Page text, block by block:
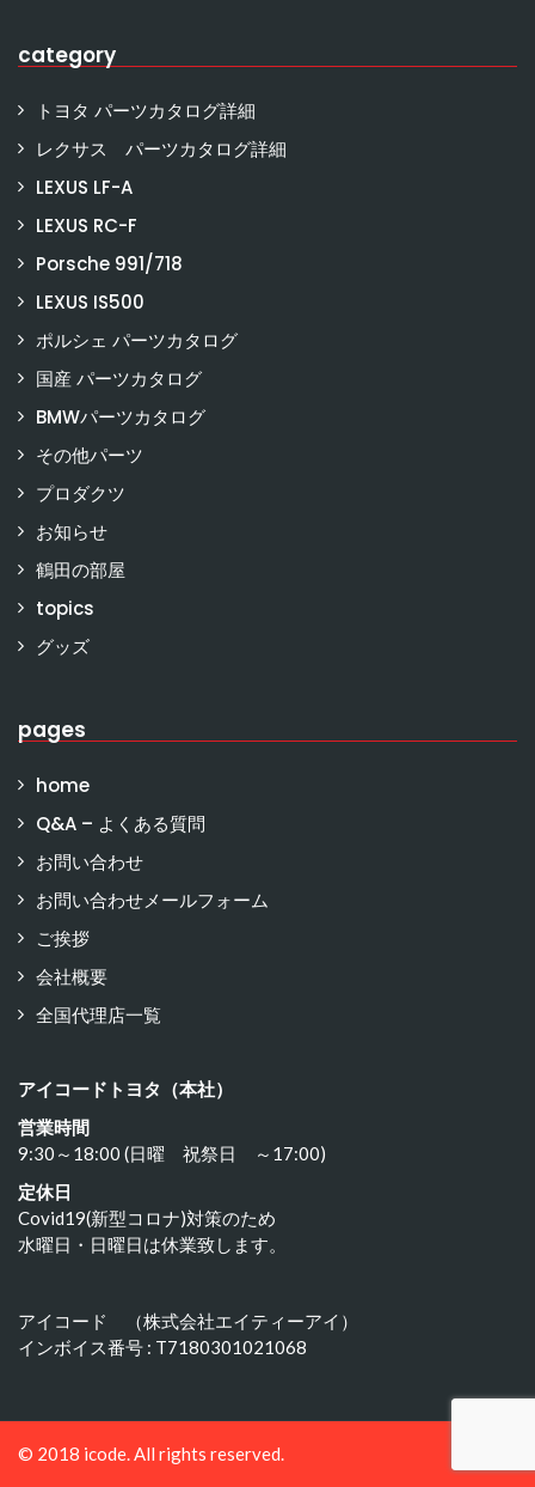
category
トヨタ パーツカタログ詳細
レクサス パーツカタログ詳細
LEXUS LF-A
LEXUS RC-F
Porsche 991/718
LEXUS IS500
ポルシェ パーツカタログ
国産 パーツカタログ
BMWパーツカタログ
その他パーツ
プロダクツ
お知らせ
鶴田の部屋
topics
グッズ
pages
home
Q&A – よくある質問
お問い合わせ
お問い合わせメールフォーム
ご挨拶
会社概要
全国代理店一覧
アイコードトヨタ（本社）
営業時間
9:30～18:00 (日曜 祝祭日 ～17:00)
定休日
Covid19(新型コロナ)対策のため
水曜日・日曜日は休業致します。
アイコード （株式会社エイティーアイ）
インボイス番号 : T7180301021068
© 2018 icode. All rights reserved.